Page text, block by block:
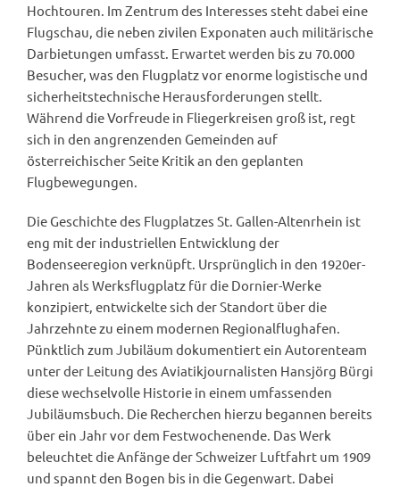
Hochtouren. Im Zentrum des Interesses steht dabei eine
Flugschau, die neben zivilen Exponaten auch militärische
Darbietungen umfasst. Erwartet werden bis zu 70.000
Besucher, was den Flugplatz vor enorme logistische und
sicherheitstechnische Herausforderungen stellt.
Während die Vorfreude in Fliegerkreisen groß ist, regt
sich in den angrenzenden Gemeinden auf
österreichischer Seite Kritik an den geplanten
Flugbewegungen.
Die Geschichte des Flugplatzes St. Gallen-Altenrhein ist
eng mit der industriellen Entwicklung der
Bodenseeregion verknüpft. Ursprünglich in den 1920er-
Jahren als Werksflugplatz für die Dornier-Werke
konzipiert, entwickelte sich der Standort über die
Jahrzehnte zu einem modernen Regionalflughafen.
Pünktlich zum Jubiläum dokumentiert ein Autorenteam
unter der Leitung des Aviatikjournalisten Hansjörg Bürgi
diese wechselvolle Historie in einem umfassenden
Jubiläumsbuch. Die Recherchen hierzu begannen bereits
über ein Jahr vor dem Festwochenende. Das Werk
beleuchtet die Anfänge der Schweizer Luftfahrt um 1909
und spannt den Bogen bis in die Gegenwart. Dabei